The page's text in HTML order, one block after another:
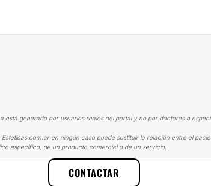
está generado por usuarios reales del portal y no por doctores o
en ningún caso puede sustituir la relación entre el
específico, de un producto comercial o de un servicio.
CONTACTAR
EXPERIENCIAS SOBRE AUMENTO MAMAS